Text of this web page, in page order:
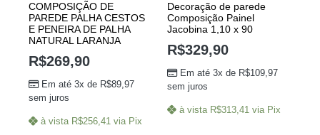
COMPOSIÇÃO DE
PAREDE PALHA CESTOS
E PENEIRA DE PALHA
NATURAL LARANJA
R$269,90
Em até 3x de R$89,97
sem juros
à vista R$256,41 via Pix
Decoração de parede
Composição Painel
Jacobina 1,10 x 90
R$329,90
Em até 3x de R$109,97
sem juros
à vista R$313,41 via Pix